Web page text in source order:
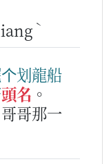
ˋ
个划龍船
頭名 。
哥那一